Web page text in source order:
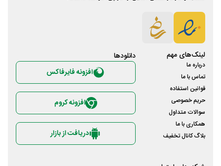
لینک‌های مهم
درباره ما
تماس با ما
قوانین استفاده
حریم خصوصی
سوالات متداول
همکاری با ما
بلاگ کانال تخفیف
دانلود‌ها
افزونه فایرفاکس
افزونه کروم
دریافت از بازار